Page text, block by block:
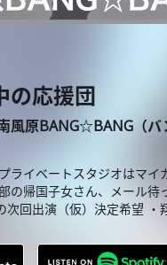
応援団
風原BANG☆BANG（バ
ライベートスタジオはマイ
の帰国子女さん、メール待
次回出演（仮）決定希望 ・